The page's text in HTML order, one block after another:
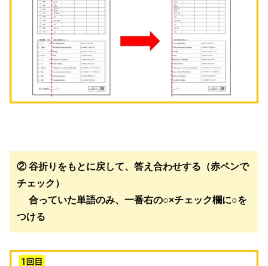
② 谷折りをもとに戻して、答え合わせする（赤ペンで
チェック）
合っていた単語のみ、一番右の○×チェック欄に○を
つける